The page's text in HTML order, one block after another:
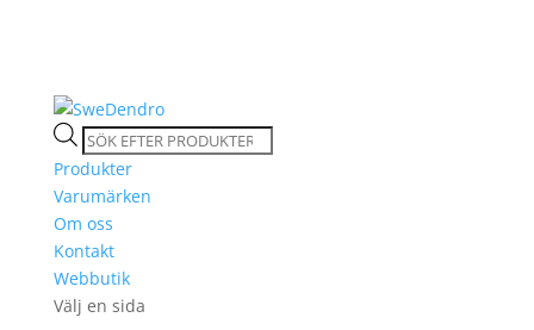
Products
search
Produkter
Varumärken
Om oss
Kontakt
Webbutik
Välj en sida